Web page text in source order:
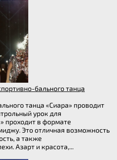
бального танца
танца «Сиара» проводит
урок для
проходит в формате
Это отличная возможность
а также
Азарт и красота,...